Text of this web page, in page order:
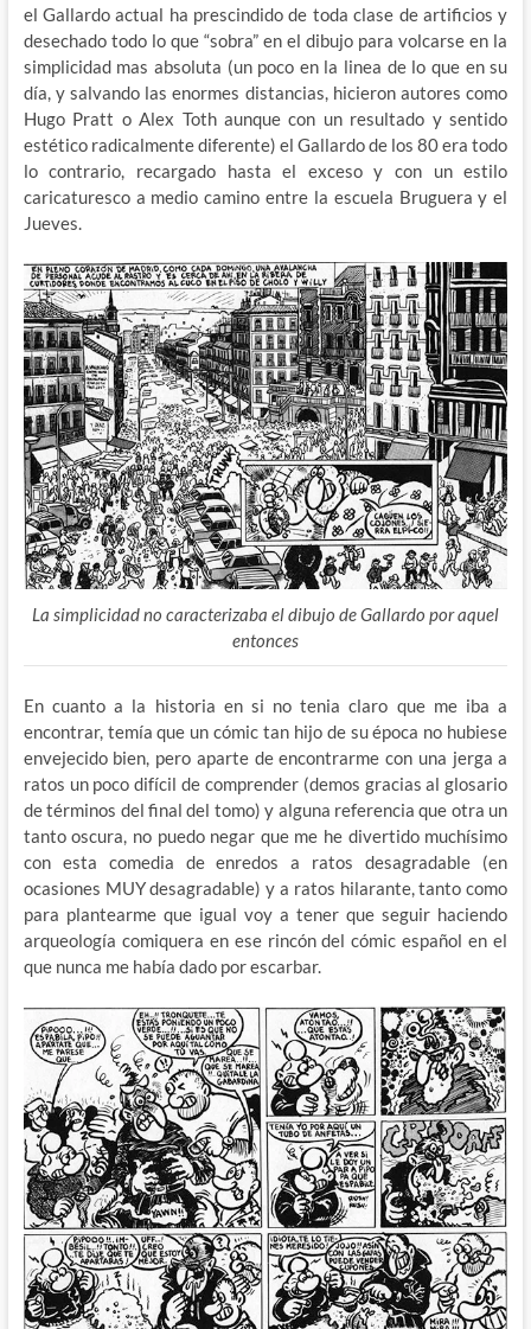
el Gallardo actual ha prescindido de toda clase de artificios y
desechado todo lo que “sobra” en el dibujo para volcarse en la
simplicidad mas absoluta (un poco en la linea de lo que en su
día, y salvando las enormes distancias, hicieron autores como
Hugo Pratt o Alex Toth aunque con un resultado y sentido
estético radicalmente diferente) el Gallardo de los 80 era todo
lo contrario, recargado hasta el exceso y con un estilo
caricaturesco a medio camino entre la escuela Bruguera y el
Jueves.
La simplicidad no caracterizaba el dibujo de Gallardo por aquel
entonces
En cuanto a la historia en si no tenia claro que me iba a
encontrar, temía que un cómic tan hijo de su época no hubiese
envejecido bien, pero aparte de encontrarme con una jerga a
ratos un poco difícil de comprender (demos gracias al glosario
de términos del final del tomo) y alguna referencia que otra un
tanto oscura, no puedo negar que me he divertido muchísimo
con esta comedia de enredos a ratos desagradable (en
ocasiones MUY desagradable) y a ratos hilarante, tanto como
para plantearme que igual voy a tener que seguir haciendo
arqueología comiquera en ese rincón del cómic español en el
que nunca me había dado por escarbar.